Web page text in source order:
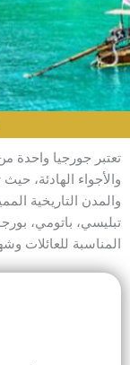
تعتبر جورجيا واحدة
والأجواء الهادئة،
والمدن التاريخية
تبليسي، باتومي،
المناسبة للعائلات